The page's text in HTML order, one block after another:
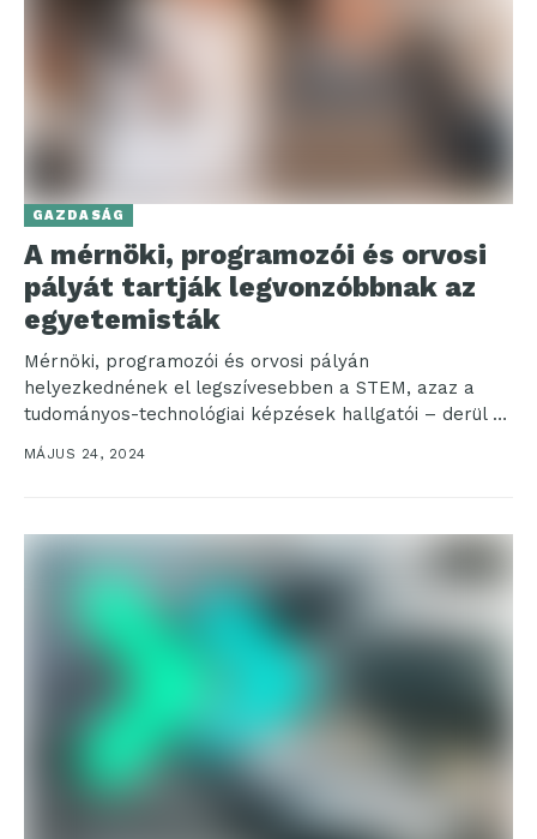
GAZDASÁG
A mérnöki, programozói és orvosi
pályát tartják legvonzóbbnak az
egyetemisták
Mérnöki, programozói és orvosi pályán
helyezkednének el legszívesebben a STEM, azaz a
tudományos-technológiai képzések hallgatói – derül ki
egy friss kutatásból. Az egyetemisták...
MÁJUS 24, 2024